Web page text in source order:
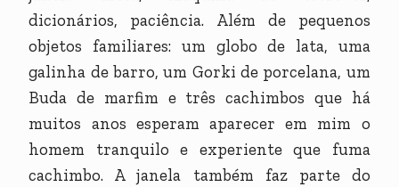
dicionários, paciência. Além de pequenos
objetos familiares: um globo de lata, uma
galinha de barro, um Gorki de porcelana, um
Buda de marfim e três cachimbos que há
muitos anos esperam aparecer em mim o
homem tranquilo e experiente que fuma
cachimbo. A janela também faz parte do